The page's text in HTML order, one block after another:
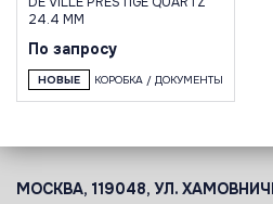
24.4 MM
По запросу
НОВЫЕ КОРОБКА / ДОКУМЕНТЫ
МОСКВА, 119048, УЛ.